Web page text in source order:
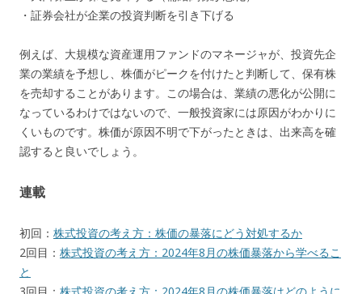
・証券会社が企業の投資判断を引き下げる
例えば、大規模な資産運用ファンドのマネージャが、投資先企
業の業績を予想し、株価がピークを付けたと判断して、保有株
を売却することがあります。この場合は、業績の悪化が公開に
なっているわけではないので、一般投資家には原因がわかりに
くいものです。株価が原因不明で下がったときは、出来高を確
認すると良いでしょう。
連載
初回： 株式投資の考え方：株価の暴落にどう対処するか
2回目： 株式投資の考え方：2024年8月の株価暴落から学べるこ
と